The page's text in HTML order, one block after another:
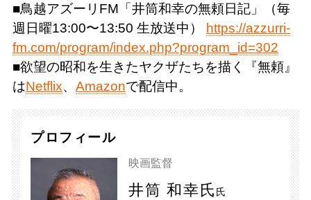
■鳥越アズーリFM「井筒和幸の無頼日記」（毎
週日曜13:00〜13:50 生放送中）
https://azzurri-
fm.com/program/index.php?program_id=302
■欲望の昭和を生きたヤクザたちを描く『無頼』
はNetflix、 Amazonで配信中。
プロフィール
映画監督
井筒 和幸氏 氏